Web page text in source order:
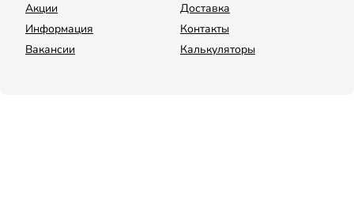
Акции
Доставка
Информация
Контакты
Вакансии
Калькуляторы